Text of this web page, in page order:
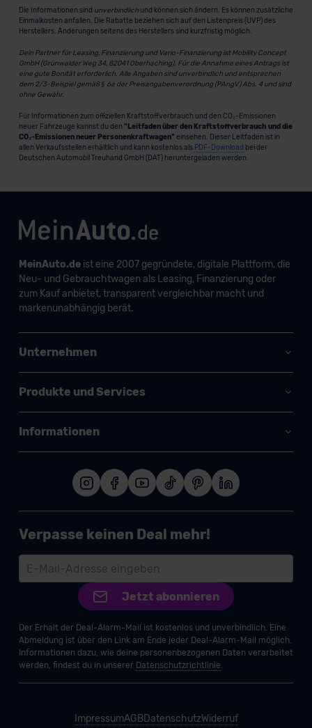
Die Informationen sind unverbindlichund können sich ändern. Es können zusätzliche
Einmalkosten anfallen. Die Rabatte beziehen sich auf den Listenpreis (UVP) des
Herstellers. Änderungen seitens des Herstellers sind kurzfristig möglich.
Dein Partner für Leasing, Finanzierung und Vario-Finanzierung ist Mobility Concept
GmbH (Grünwalder Weg 34, 82041 Oberhaching). Für die Annahme eines Antrags ist
eine gute Bonität erforderlich. Alle Angaben sind unverbindlich und entsprechen
dem 2/3-Beispiel gemäß § 6a der Preisangabenverordnung (PAngV) Abs. 4 und sind
ohne Gewähr.
Für Informationen zum offiziellen Kraftstoffverbrauch und den CO₂-Emissionen
neuer Fahrzeuge kannst du den "Leitfaden über den Kraftstoffverbrauch und die
CO₂-Emissionen neuer Personenkraftwagen" einsehen. Dieser Leitfaden ist in
allen Verkaufsstellen erhältlich und kann kostenlos als PDF-Download bei der
Deutschen Automobil Treuhand GmbH (DAT) heruntergeladen werden.
MeinAuto.deist eine 2007 gegründete, digitale Plattform, die
Neu- und Gebrauchtwagen als Leasing, Finanzierung oder
zum Kauf anbietet, transparent vergleichbar macht und
markenunabhängig berät.
Unternehmen
Produkte und Services
Informationen
Verpasse keinen Deal mehr!
Jetzt abonnieren
Der Erhalt der Deal-Alarm-Mail ist kostenlos und unverbindlich. Eine
Abmeldung ist über den Link am Ende jeder Deal-Alarm-Mail möglich.
Informationen dazu, wie deine personenbezogenen Daten verarbeitet
werden, findest du in unserer Datenschutzrichtlinie.
ImpressumAGBDatenschutzWiderruf